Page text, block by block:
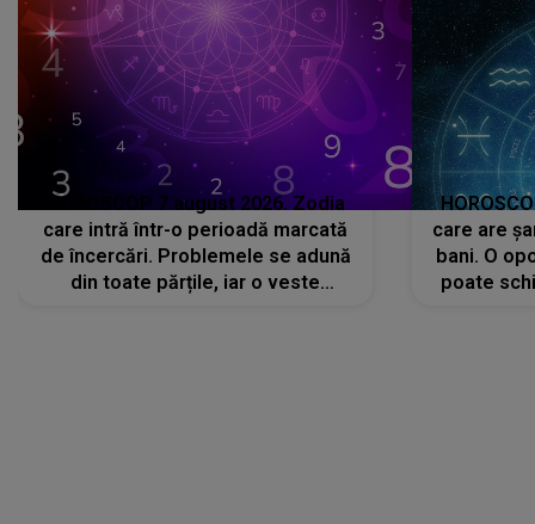
HOROSCOP 7 august 2026. Zodia
care intră într-o perioadă marcată
de încercări. Problemele se adună
din toate părțile, iar o veste
care are
bani. O
poate